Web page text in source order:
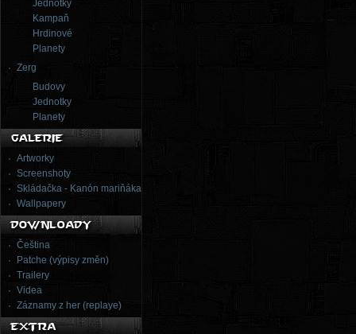
Jednotky
Kampaň
Hrdinové
Planety
Zerg
Budovy
Jednotky
Planety
Artworky
Screenshoty
Skládačka - Kanón mariňáka
Wallpapery
Čeština
Patche (výpisy změn)
Trailery
Videa
Záznamy z her (replaye)